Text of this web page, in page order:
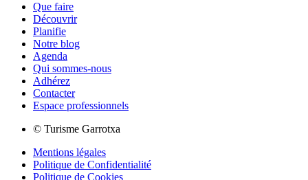
Que faire
Découvrir
Planifie
Notre blog
Agenda
Qui sommes-nous
Adhérez
Contacter
Espace professionnels
© Turisme Garrotxa
Mentions légales
Politique de Confidentialité
Politique de Cookies